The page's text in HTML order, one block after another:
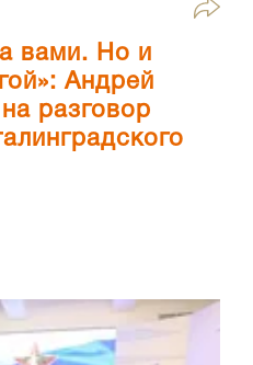
вами. Но и
Андрей
разговор